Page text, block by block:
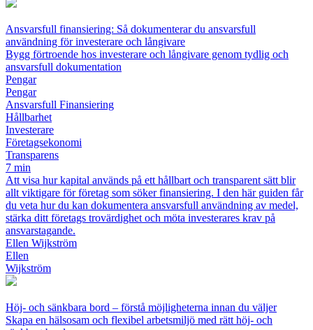
Ansvarsfull finansiering: Så dokumenterar du ansvarsfull
användning för investerare och långivare
Bygg förtroende hos investerare och långivare genom tydlig och
ansvarsfull dokumentation
Pengar
Pengar
Ansvarsfull Finansiering
Hållbarhet
Investerare
Företagsekonomi
Transparens
7 min
Att visa hur kapital används på ett hållbart och transparent sätt blir
allt viktigare för företag som söker finansiering. I den här guiden får
du veta hur du kan dokumentera ansvarsfull användning av medel,
stärka ditt företags trovärdighet och möta investerares krav på
ansvarstagande.
Ellen Wijkström
Ellen
Wijkström
Höj- och sänkbara bord – förstå möjligheterna innan du väljer
Skapa en hälsosam och flexibel arbetsmiljö med rätt höj- och